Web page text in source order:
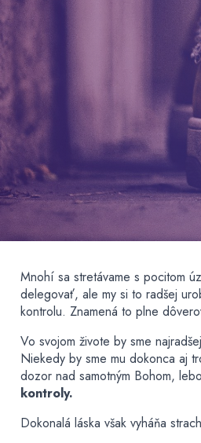
Mnohí sa stretávame s pocitom
delegovať, ale my si to radšej
kontrolu. Znamená to plne
Vo svojom živote by sme
Niekedy by sme mu dokonca aj
dozor nad samotným Bohom,
kontroly.
Dokonalá láska však vyháňa